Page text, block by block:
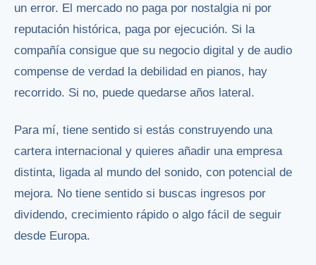
un error. El mercado no paga por nostalgia ni por
reputación histórica, paga por ejecución. Si la
compañía consigue que su negocio digital y de audio
compense de verdad la debilidad en pianos, hay
recorrido. Si no, puede quedarse años lateral.
Para mí, tiene sentido si estás construyendo una
cartera internacional y quieres añadir una empresa
distinta, ligada al mundo del sonido, con potencial de
mejora. No tiene sentido si buscas ingresos por
dividendo, crecimiento rápido o algo fácil de seguir
desde Europa.